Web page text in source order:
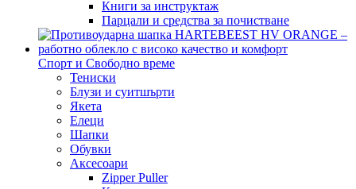
Книги за инструктаж
Парцали и средства за почистване
Спорт и Свободно време
Тениски
Блузи и суитшърти
Якета
Елеци
Шапки
Обувки
Аксесоари
Zipper Puller